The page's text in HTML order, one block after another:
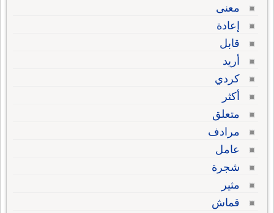
معنى
إعادة
قابل
أريد
كردي
أكثر
متعلق
مرادف
عامل
شجرة
مثير
قماش